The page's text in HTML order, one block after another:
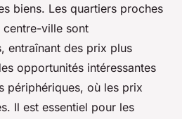
biens. Les quartiers proches
ville sont
entraînant des prix plus
opportunités intéressantes
périphériques, où les prix
Il est essentiel pour les